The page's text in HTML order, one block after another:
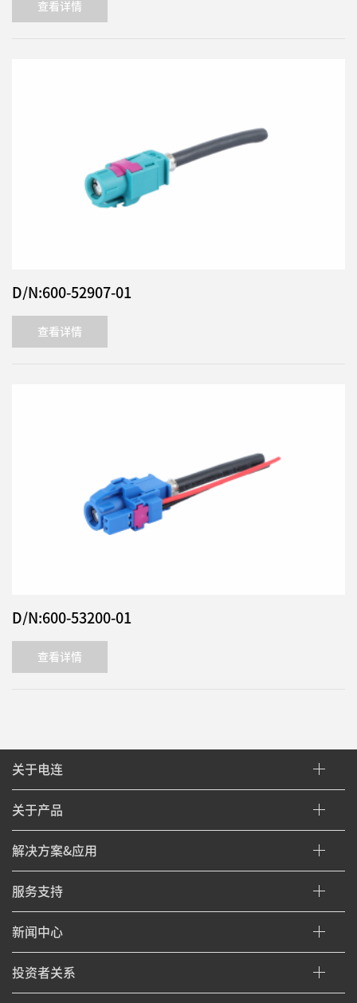
查看详情
D/N:600-52907-01
查看详情
D/N:600-53200-01
查看详情
关于电连
关于产品
解决方案&应用
服务支持
新闻中心
投资者关系